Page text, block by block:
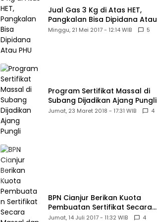
Jual Gas 3 Kg di Atas HET,
Pangkalan Bisa Dipidana Atau
PHU
Minggu, 21 Mei 2017 - 12:14 WIB 5
Program Sertifikat Massal di
Subang Dijadikan Ajang Pungli
Jumat, 23 Maret 2018 - 17:31 WIB 4
BPN Cianjur Berikan Kuota
Pembuatan Sertifikat Secara
Massal dan Murah Untuk Desa
Jumat, 14 Juli 2017 - 11:32 WIB 4